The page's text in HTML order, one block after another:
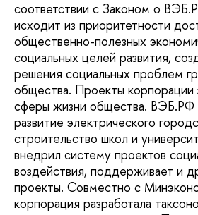
соответствии с Законом о
исходит из приоритетности
общественно-полезных
социальных целей развития,
решения социальных проблем
общества. Проекты корпорации
сферы жизни общества. ВЭБ.РФ
развитие электрического
строительство школ и
внедрил систему проектов
воздействия, поддерживает и
проекты. Совместно с
корпорация разработала